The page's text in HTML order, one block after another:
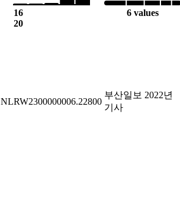
16
20
6 values
NLRW2300000006.22800
부산일보 2022년
기사